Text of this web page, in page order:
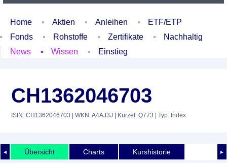
Home Aktien Anleihen
ETF/ETP
Fonds
Rohstoffe Zertifikate
Nachhaltig
News
Wissen Einstieg
CH1362046703
ISIN: CH1362046703 | WKN: A4AJ3J | Kürzel: Q773 | Typ: Index
◄ ►
Übersicht Charts Kurshistorie